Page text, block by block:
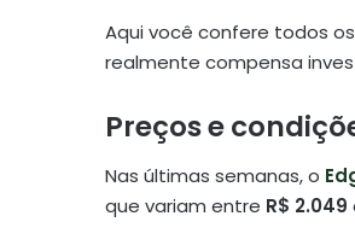
Aqui você confere todos
realmente compensa
Preços e
Nas últimas semanas, o
que variam entre R$ 2.049